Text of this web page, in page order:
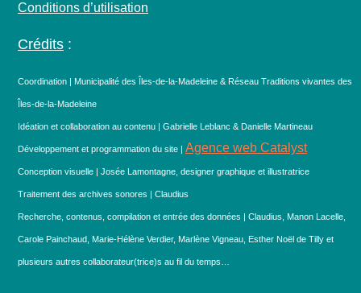
Conditions d’utilisation
Crédits :
Coordination | Municipalité des Îles-de-la-Madeleine & Réseau Traditions vivantes des
Îles-de-la-Madeleine
Idéation et collaboration au contenu | Gabrielle Leblanc & Danielle Martineau
Développement et programmation du site | Agence web Catalyst
Conception visuelle | Josée Lamontagne, designer graphique et illustratrice
Traitement des archives sonores | Claudius
Recherche, contenus, compilation et entrée des données | Claudius, Manon Lacelle,
Carole Painchaud, Marie-Hélène Verdier, Marlène Vigneau, Esther Noël de Tilly et
plusieurs autres collaborateur(trice)s au fil du temps…